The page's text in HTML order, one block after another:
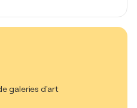
galeries d'art